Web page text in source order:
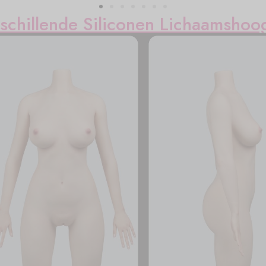
Siliconen